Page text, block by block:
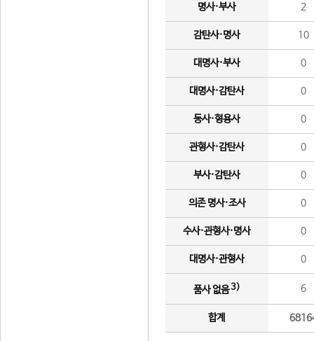
명사·부사 2
감탄사·명사 10
대명사·부사 0
대명사·감탄사 0
동사·형용사 0
관형사·감탄사 0
부사·감탄사 0
의존 명사·조사 0
수사·관형사·명사 0
대명사·관형사 0
품사 없음3) 6
합계